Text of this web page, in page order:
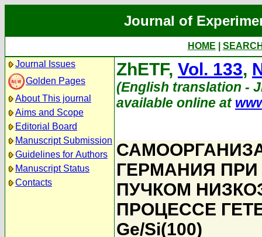
Journal of
HOME
Journal Issues
Golden Pages
About This journal
Aims and Scope
Editorial Board
Manuscript Submission
Guidelines for Authors
Manuscript Status
Contacts
ZhETF, Vol. 133,
(English translation -
available online at
ГЕРМАНИЯ
ПУЧКОМ
ПРОЦЕССЕ
Ge/Si(100)